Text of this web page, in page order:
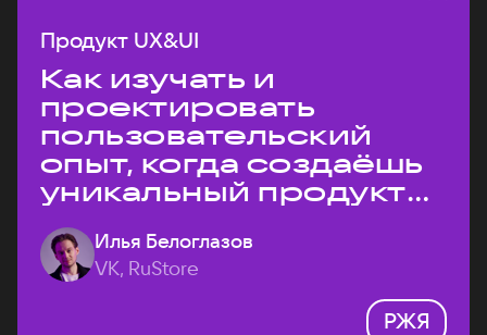
Продукт UX&UI
Как изучать и
проектировать
пользовательский
опыт, когда создаёшь
уникальный продукт
на рынке?
Илья Белоглазов
VK, RuStore
РЖЯ